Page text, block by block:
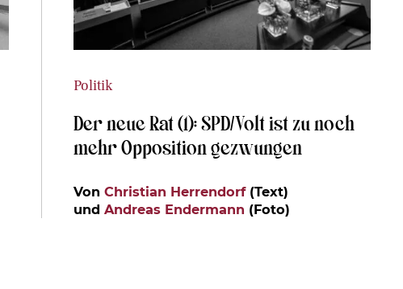
Politik
Der neue Rat (1): SPD/Volt ist zu noch
mehr Opposition gezwungen
Von Christian Herrendorf(Text)
und Andreas Endermann (Foto)